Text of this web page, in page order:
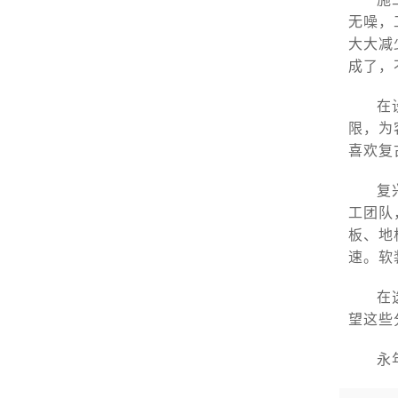
无噪，
大大减
成了，
在
限，
喜欢复
复
工团队
板、地
速。软
在
望这些
永